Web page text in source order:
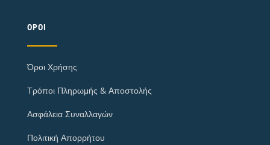
ΌΡΟΙ
Όροι Χρήσης
Τρόποι Πληρωμής & Αποστολής
Ασφάλεια Συναλλαγών
Πολιτική Απορρήτου